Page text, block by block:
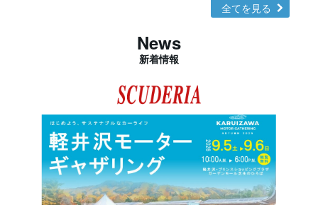
全てを見る
News
新着情報